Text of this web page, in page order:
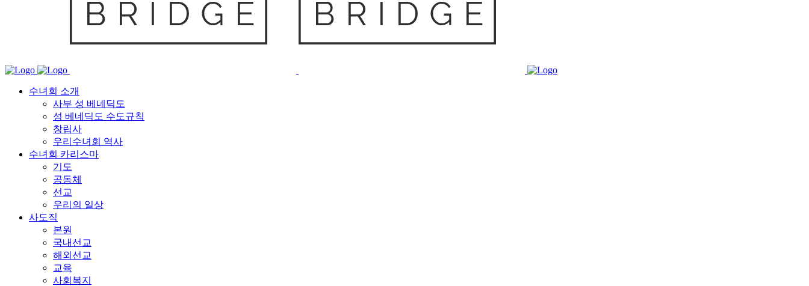
수녀회 소개
사부 성 베네딕도
성 베네딕도 수도규칙
창립사
우리수녀회 역사
수녀회 카리스마
기도
공동체
선교
우리의 일상
사도직
본원
국내선교
해외선교
교육
사회복지